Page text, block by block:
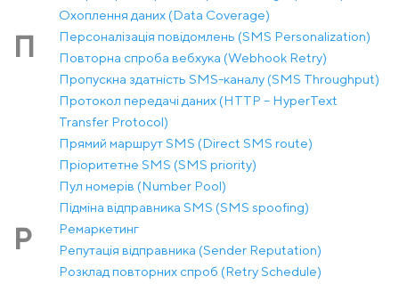
Охоплення даних (Data Coverage)
П
Персоналізація повідомлень (SMS Personalization)
Повторна спроба вебхука (Webhook Retry)
Пропускна здатність SMS-каналу (SMS Throughput)
Протокол передачі даних (HTTP – HyperText
Transfer Protocol)
Прямий маршрут SMS (Direct SMS route)
Пріоритетне SMS (SMS priority)
Пул номерів (Number Pool)
Підміна відправника SMS (SMS spoofing)
Р
Ремаркетинг
Репутація відправника (Sender Reputation)
Розклад повторних спроб (Retry Schedule)